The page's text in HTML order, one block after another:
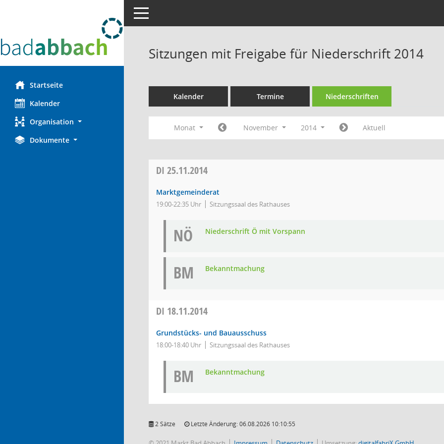
Startseite
Kalender
Organisation
Dokumente
Toggle navigation
Sitzungen mit Freigabe für Niederschrift 2014
Kalender Termine Niederschriften
Monat November 2014 Aktuell
DI 25.11.2014
Marktgemeinderat
19:00-22:35 Uhr Sitzungssaal des Rathauses
NÖ Niederschrift Ö mit Vorspann
BM Bekanntmachung
DI 18.11.2014
Grundstücks- und Bauausschuss
18:00-18:40 Uhr Sitzungssaal des Rathauses
BM Bekanntmachung
2 Sätze Letzte Änderung: 06.08.2026 10:10:55